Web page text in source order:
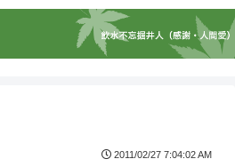
2011/02/27 7:04:02 AM